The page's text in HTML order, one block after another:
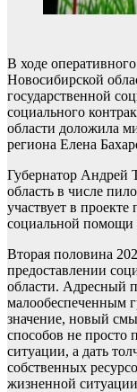
В ходе
Новосибирской
государственной
социального
области доложила
региона Елена
Губернатор Андрей
область в числе
участвует в проекте
социальной помощи
Вторая половина
предоставлении
области. Адресный
малообеспеченным
значение, новый
способов не просто
ситуации, а дать
собственных
жизненной